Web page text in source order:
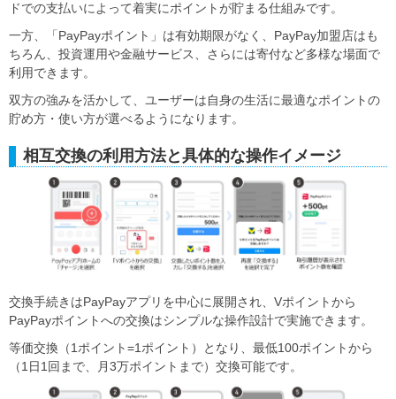
ドでの支払いによって着実にポイントが貯まる仕組みです。
一方、「PayPayポイント」は有効期限がなく、PayPay加盟店はも
ちろん、投資運用や金融サービス、さらには寄付など多様な場面で
利用できます。
双方の強みを活かして、ユーザーは自身の生活に最適なポイントの
貯め方・使い方が選べるようになります。
相互交換の利用方法と具体的な操作イメージ
交換手続きはPayPayアプリを中心に展開され、Vポイントから
PayPayポイントへの交換はシンプルな操作設計で実施できます。
等価交換（1ポイント=1ポイント）となり、最低100ポイントから
（1日1回まで、月3万ポイントまで）交換可能です。